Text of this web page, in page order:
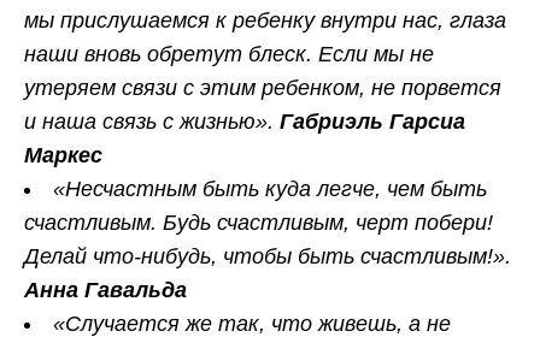
мы прислушаемся к ребенку внутри нас, глаза
наши вновь обретут блеск. Если мы не
утеряем связи с этим ребенком, не порвется
и наша связь с жизнью». Габриэль Гарсиа
Маркес
«Несчастным быть куда легче, чем быть
счастливым. Будь счастливым, черт побери!
Делай что-нибудь, чтобы быть счастливым!».
Анна Гавальда
«Случается же так, что живешь, а не